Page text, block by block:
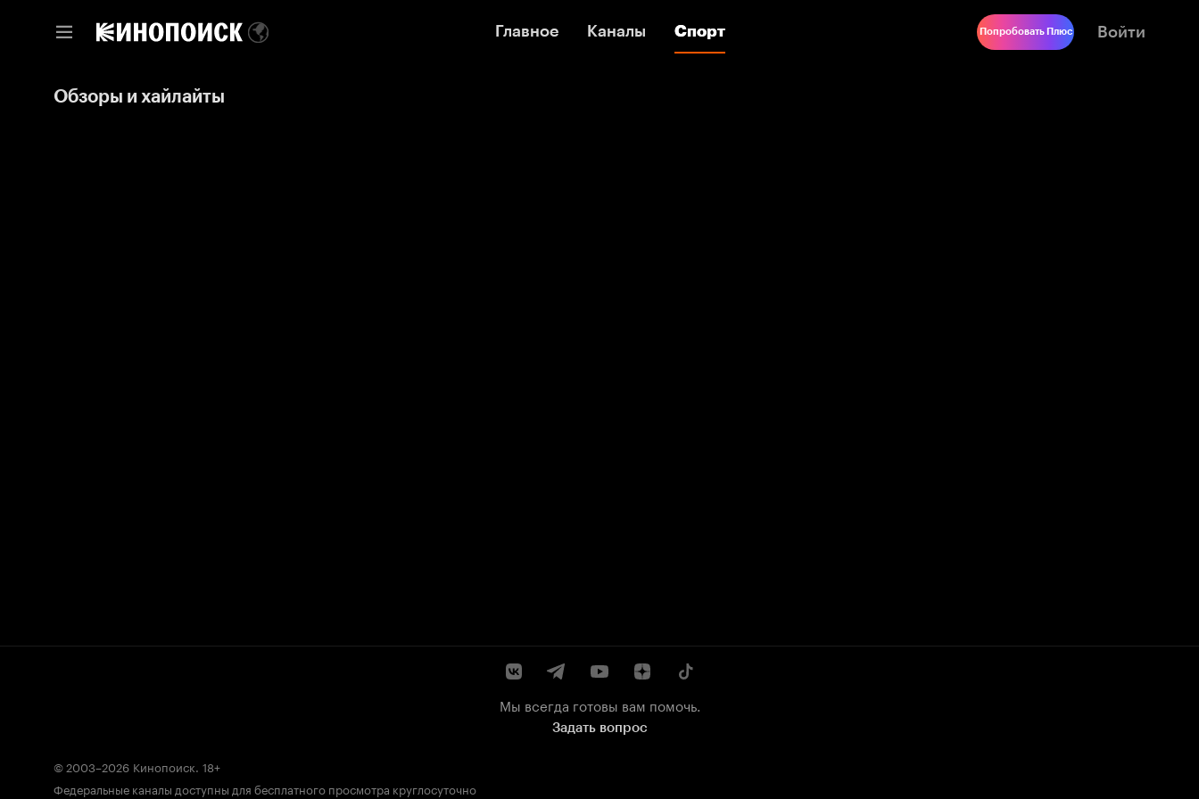
Главное Каналы Спорт
Главное Каналы Спорт Попробовать Плюс Войти
Обзоры и хайлайты
Мы всегда готовы вам помочь.
Задать вопрос
© 2003–2026 Кинопоиск. 18+
Федеральные каналы доступны для бесплатного просмотра круглосуточно